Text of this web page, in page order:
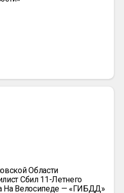
Области
Сбил 11-Летнего
На Велосипеде — «ГИБДД»